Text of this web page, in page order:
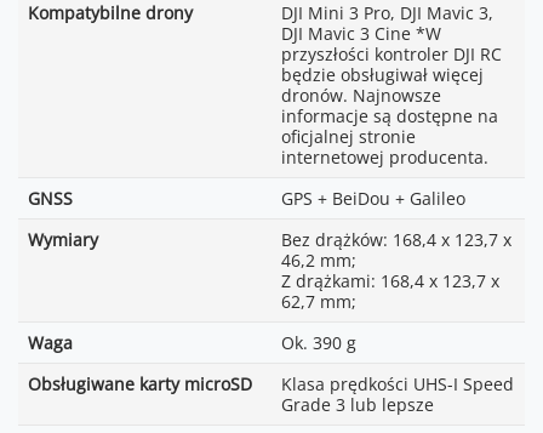
Kompatybilne drony
DJI Mini 3 Pro, DJI Mavic 3,
DJI Mavic 3 Cine *W
przyszłości kontroler DJI RC
będzie obsługiwał więcej
dronów. Najnowsze
informacje są dostępne na
oficjalnej stronie
internetowej producenta.
GNSS
GPS + BeiDou + Galileo
Wymiary
Bez drążków: 168,4 x 123,7 x
46,2 mm;
Z drążkami: 168,4 x 123,7 x
62,7 mm;
Waga
Ok. 390 g
Obsługiwane karty microSD
Klasa prędkości UHS-I Speed
Grade 3 lub lepsze